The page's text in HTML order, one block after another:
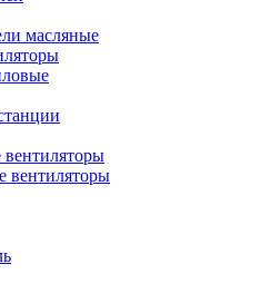
масляные
вентиляторы